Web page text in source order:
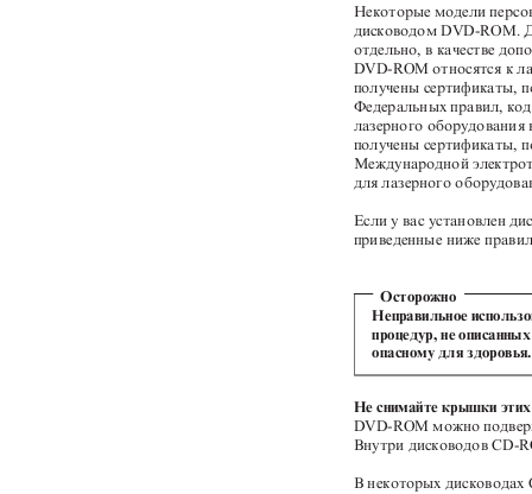
Некоторые модели
дисководом DVD-ROM.
отдельно, в качестве
DVD-ROM относятся к
получены сертификаты,
Федеральных правил,
лазерного
получены сертификаты,
Международной
для лазерного
Если у вас установлен
приведенные ниже
Осторожно
Неправильное
процедур, не
опасному для
Не снимайте крышки
DVD-ROM можно
Внутри дисководов CD-
В некоторых